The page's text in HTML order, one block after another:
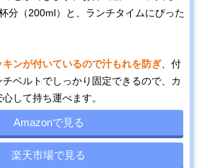
分（200ml）と、ランチタイムにぴった
ンが付いているので汁もれを防ぎ 、付
ベルトでしっかり固定できるので、カ
して持ち運べます。
Amazonで見る
楽天市場で見る